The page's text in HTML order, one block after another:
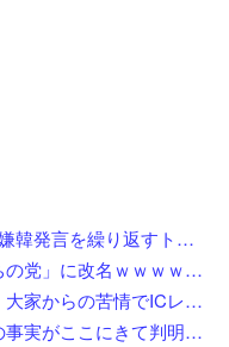
日頃から「泥棒の9割は韓国人」と嫌韓発言を繰り返すトメ！冬ソナにハマり私のヨン様グッズを勝手に持ち出したので、トメ自身の「あの自論」で撃退したったｗｗ←矛盾だらけのトメにブーメラン刺さりまくり
【速報】れいわ新選組さん「いのちの党」に改名ｗｗｗｗｗｗｗｗ
別居中の妻が俺の元教え子と不倫！大家からの苦情でICレコーダーを設置後、協力者に間男を寝取らせて現場写真を確保、面会日にデータを手渡した結果←状況がカオスすぎるだろ
【緊急】俺たちの水原一平、衝撃の事実がここにきて判明！！一発逆転へ！！←これw w w w w w w w w